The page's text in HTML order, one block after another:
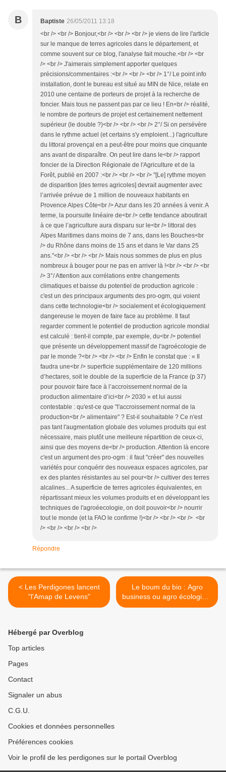
B Baptiste 26/05/2011 13:18
<br /> <br /> Bonjour,<br /> <br /> <br /> je viens de lire l'article
sur le manque de terres agricoles dans le département, et
comme souvent sur ce blog, l'analyse fait mouche.<br /> <br
/> <br /> J'aimerais simplement apporter quelques
précisions/commentaires :<br /> <br /> <br /> 1°/ Le point info
installation, dont le bureau est situé au MIN de Nice, relate en
2010 une centaine de porteurs de projet à la recherche de
foncier. Mais tous ne passent pas par ce lieu ! En<br /> réalité,
le nombre de porteurs de projet est certainement nettement
supérieur (le double ?)<br /> <br /> <br /> 2°/ Si on persévère
dans le rythme actuel (et certains s'y emploient...) l'agriculture
du littoral provençal en a peut-être pour moins que cinquante
ans avant de disparaître. On peut lire dans le<br /> rapport
foncier de la Direction Régionale de l'Agriculture et de la
Forêt, publié en 2007 :<br /> <br /> <br /> "[Le] rythme moyen
de disparition [des terres agricoles] devrait augmenter avec
l’arrivée prévue de 1 million de nouveaux habitants en
Provence Alpes Côte<br /> Azur dans les 20 années à venir. A
terme, la poursuite linéaire de<br /> cette tendance aboutirait
à ce que l’agriculture aura disparu sur le<br /> littoral des
Alpes Maritimes dans moins de 7 ans, dans les Bouches<br
/> du Rhône dans moins de 15 ans et dans le Var dans 25
ans."<br /> <br /> <br /> Mais nous sommes de plus en plus
nombreux à bouger pour ne pas en arriver là !<br /> <br /> <br
/> 3°/ Attention aux corrélations entre changements
climatiques et baisse du potentiel de production agricole :
c'est un des principaux arguments des pro-ogm, qui voient
dans cette technologie<br /> socialement et écologiquement
dangereuse le moyen de faire face au problème. Il faut
regarder comment le potentiel de production agricole mondial
est calculé : tient-il compte, par exemple, du<br /> potentiel
que présente un développement massif de l'agroécologie de
par le monde ?<br /> <br /> <br /> Enfin le constat que : « Il
faudra une<br /> superficie supplémentaire de 120 millions
d’hectares, soit le double de la superficie de la France (p 37)
pour pouvoir faire face à l’accroissement normal de la
production alimentaire d’ici<br /> 2030 » et lui aussi
contestable : qu'est-ce que "l'accroissement normal de la
production<br /> alimentaire" ? Est-il souhaitable ? Ce n'est
pas tant l'augmentation globale des volumes produits qui est
nécessaire, mais plutôt une meilleure répartition de ceux-ci,
ainsi que des moyens de<br /> production. Attention là encore
c'est un argument des pro-ogm : il faut "créer" des nouvelles
variétés pour conquérir des nouveaux espaces agricoles, par
ex des plantes résistantes au sel pour<br /> cultiver des terres
alcalines... A superficie de terres agricoles équivalentes, en
répartissant mieux les volumes produits et en développant les
techniques de l'agroéecologie, on doit pouvoir<br /> nourrir
tout le monde (et la FAO le confirme !)<br /> <br /> <br /> <br
/> <br /> <br /> <br />
Répondre
< Les Perdigones lancent
"l'Amap de Levens"
Le boum du bio : Agro
business ou agro écologie ?
>
Hébergé par Overblog
Top articles
Pages
Contact
Signaler un abus
C.G.U.
Cookies et données personnelles
Préférences cookies
Voir le profil de les perdigones sur le portail Overblog